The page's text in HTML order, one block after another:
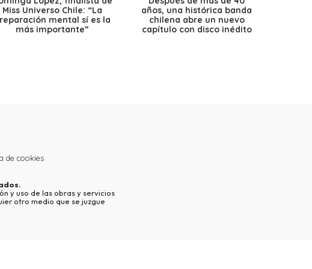
Miss Universo Chile: “La
mental sí es la
más importante”
años, una histórica banda
chilena abre un nuevo
capítulo con disco inédito
de cookies
y uso de las obras y servicios
otro medio que se juzgue